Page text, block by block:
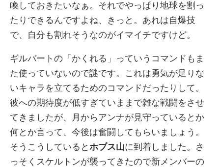
喚しておきたいなぁ。それでやっぱり地球を割っ
たりできるんですよね、きっと。あれは自爆技
で、自分も割れそうなのがイマイチですけど。
ギルバートの「かくれる」っていうコマンドもま
た使っていないので謎です。これは勇気が足りな
いキャラを立てるためのコマンドだったりして。
彼への期待度が低すぎていままで雑な戦闘をさせ
てきましたが、月からアンナが見守っているとか
何とか言って、今後は奮闘してもらいましょう。
そうこうしていると ホブス山に到着しました。さ
っそくスケルトンが襲ってきたので新メンバーの